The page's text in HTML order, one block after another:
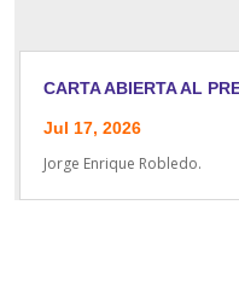
CARTA ABIERTA AL
Jul 17, 2026
Jorge Enrique Robledo.